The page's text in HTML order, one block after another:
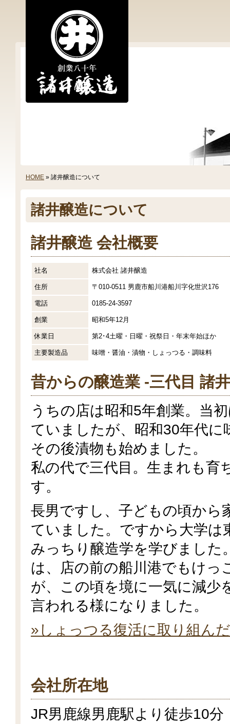
HOME » 諸井醸造について
諸井醸造について
諸井醸造 会社概要
社名 株式会社 諸井醸造
住所 〒010-0511 男鹿市船川港船川字化世沢176
電話 0185-24-3597
創業 昭和5年12月
休業日 第2･4土曜・日曜・祝祭日・年末年始ほか
主要製造品 味噌・醤油・漬物・しょっつる・調味料
昔からの醸造業 -三代目 諸
うちの店は昭和5年創業。当
ていましたが、昭和30年代に
その後漬物も始めました。
私の代で三代目。生まれも育
す。
長男ですし、子どもの頃から
ていました。ですから大学は
みっちり醸造学を学びました
は、店の前の船川港でもけ
が、この頃を境に一気に減少
言われる様になりました。
»しょっつる復活に取り組ん
会社所在地
JR男鹿線男鹿駅より徒歩10分